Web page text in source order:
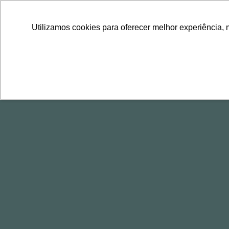
Utilizamos cookies para oferecer melhor
LLLLLL